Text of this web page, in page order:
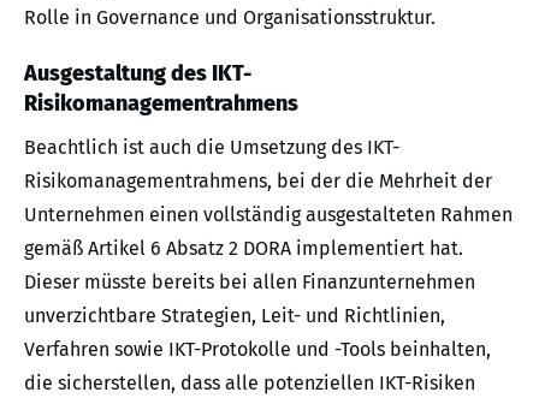
Rolle in Governance und Organisationsstruktur.
Ausgestaltung des IKT-
Risikomanagementrahmens
Beachtlich ist auch die Umsetzung des IKT-
Risikomanagementrahmens, bei der die Mehrheit der
Unternehmen einen vollständig ausgestalteten Rahmen
gemäß Artikel 6 Absatz 2 DORA implementiert hat.
Dieser müsste bereits bei allen Finanzunternehmen
unverzichtbare Strategien, Leit- und Richtlinien,
Verfahren sowie IKT-Protokolle und -Tools beinhalten,
die sicherstellen, dass alle potenziellen IKT-Risiken